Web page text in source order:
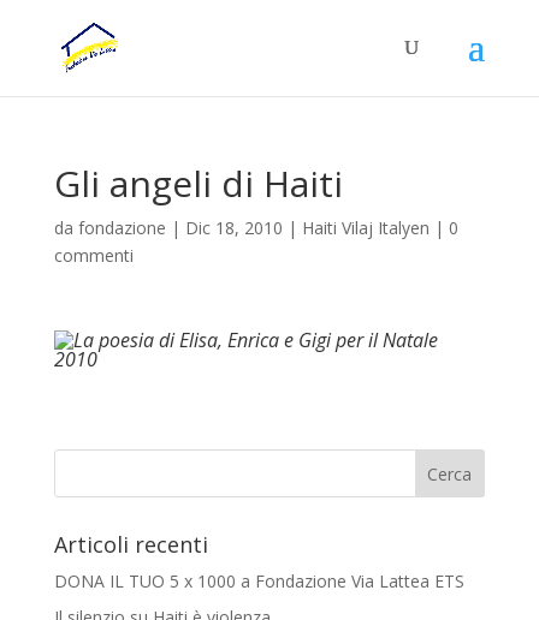
Gli angeli di Haiti
da fondazione | Dic 18, 2010 | Haiti Vilaj Italyen | 0
commenti
La poesia di Elisa, Enrica e Gigi per il Natale
2010
Articoli recenti
DONA IL TUO 5 x 1000 a Fondazione Via Lattea ETS